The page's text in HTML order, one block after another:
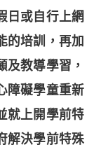
日或自行上網
的培訓，再加
及教導學習，
障礙學童重新
就上開學前特
解決學前特殊